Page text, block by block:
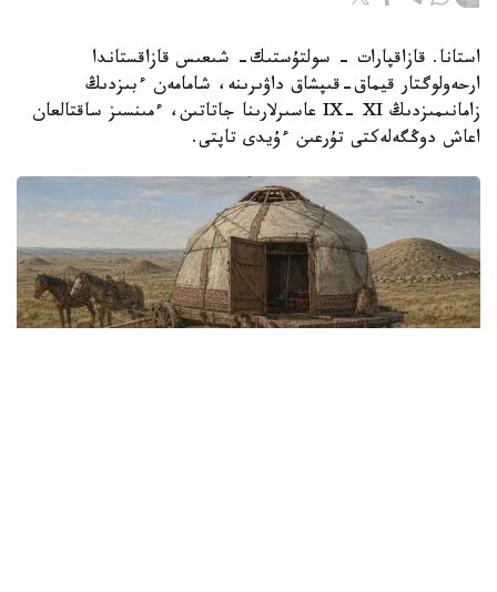
استانا. قازاقپارات - سولتۇستىك- شىعىس قازاقستاندا
ارحەولوگتار قيماق-قىپشاق داۋىرىنە، شامامەن ءبىزدىڭ
زامانىمىزدىڭ IX- XI عاسىرلارىنا جاتاتىن، ءمىنسىز ساقتالعان
اعاش دوڭگەلەكتى تۇرعىن ءۇيدى تاپتى.